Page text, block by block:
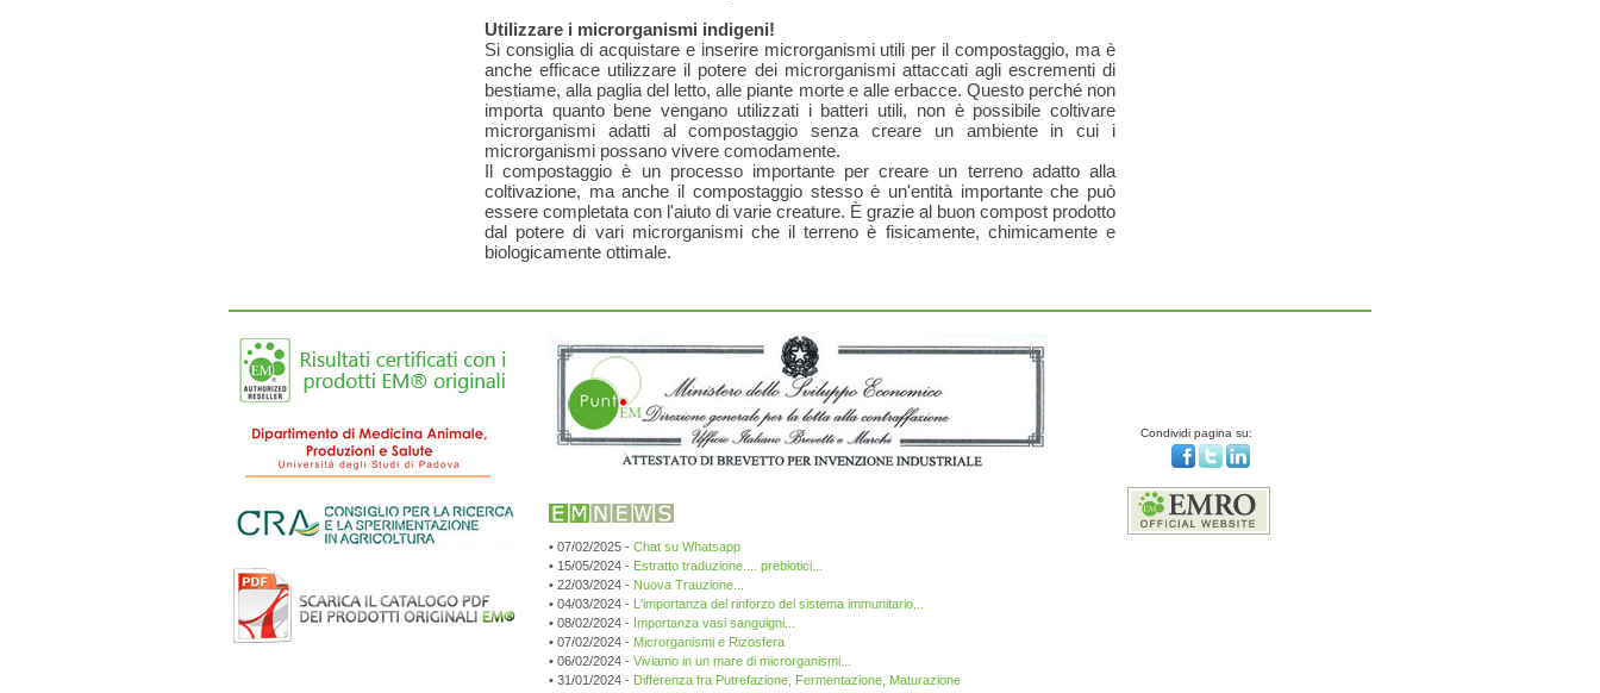
Utilizzare i microrganismi indigeni!
Si consiglia di acquistare e inserire microrganismi utili per il compostaggio, ma è
anche efficace utilizzare il potere dei microrganismi attaccati agli escrementi di
bestiame, alla paglia del letto, alle piante morte e alle erbacce. Questo perché non
importa quanto bene vengano utilizzati i batteri utili, non è possibile coltivare
microrganismi adatti al compostaggio senza creare un ambiente in cui i
microrganismi possano vivere comodamente.
Il compostaggio è un processo importante per creare un terreno adatto alla
coltivazione, ma anche il compostaggio stesso è un'entità importante che può
essere completata con l'aiuto di varie creature. È grazie al buon compost prodotto
dal potere di vari microrganismi che il terreno è fisicamente, chimicamente e
biologicamente ottimale.
• 07/02/2025 - Chat su Whatsapp
• 15/05/2024 - Estratto traduzione.... prebiotici...
• 22/03/2024 - Nuova Trauzione...
• 04/03/2024 - L'importanza del rinforzo del sistema immunitario...
• 08/02/2024 - Importanza vasi sanguigni...
• 07/02/2024 - Microrganismi e Rizosfera
• 06/02/2024 - Viviamo in un mare di microrganismi...
• 31/01/2024 - Differenza fra Putrefazione, Fermentazione, Maturazione
Condividi pagina su: